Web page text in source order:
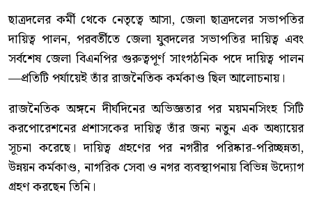
ছাত্রদলের কর্মী থেকে নেতৃত্বে আসা, জেলা ছাত্রদলের সভাপতির
দায়িত্ব পালন, পরবর্তীতে জেলা যুবদলের সভাপতির দায়িত্ব এবং
সর্বশেষ জেলা বিএনপির গুরুত্বপূর্ণ সাংগঠনিক পদে দায়িত্ব পালন
—প্রতিটি পর্যায়েই তাঁর রাজনৈতিক কর্মকাণ্ড ছিল আলোচনায়।
রাজনৈতিক অঙ্গনে দীর্ঘদিনের অভিজ্ঞতার পর ময়মনসিংহ সিটি
করপোরেশনের প্রশাসকের দায়িত্ব তাঁর জন্য নতুন এক অধ্যায়ের
সূচনা করেছে। দায়িত্ব গ্রহণের পর নগরীর পরিষ্কার-পরিচ্ছন্নতা,
উন্নয়ন কর্মকাণ্ড, নাগরিক সেবা ও নগর ব্যবস্থাপনায় বিভিন্ন উদ্যোগ
গ্রহণ করছেন তিনি।